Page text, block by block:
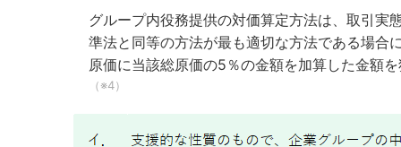
グループ内役務提供の対価算定方法は、取引実
準法と同等の方法が最も適切な方法である場合
原価に当該総原価の5％の金額を加算した金額
（※4）